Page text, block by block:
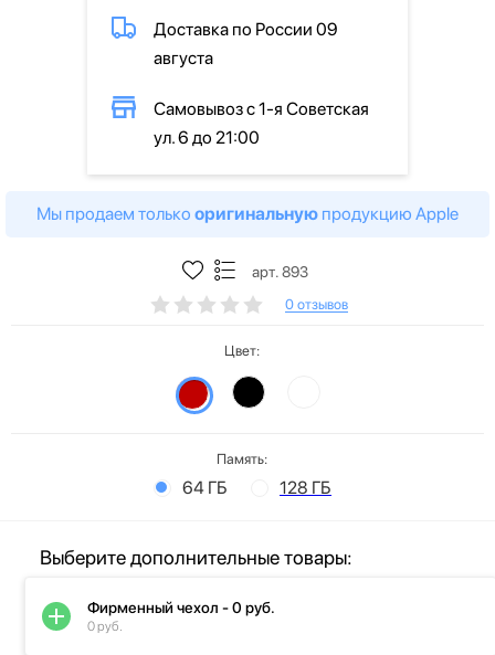
Доставка по России 09
августа
Самовывоз с 1-я Советская
ул. 6 до 21:00
Мы продаем только оригинальную продукцию Apple
арт. 893
0 отзывов
Цвет:
Память:
64 ГБ 128 ГБ
Выберите дополнительные товары:
Фирменный чехол - 0 руб.
0 руб.